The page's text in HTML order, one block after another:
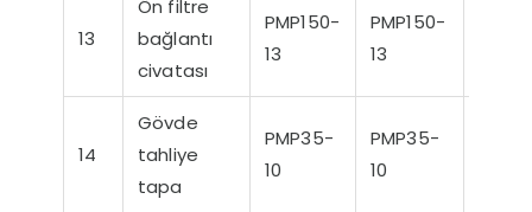
13
Ön filtre
bağlantı
civatası
PMP150-
13
PMP150-
13
14
Gövde
tahliye
tapa
PMP35-
10
PMP35-
10